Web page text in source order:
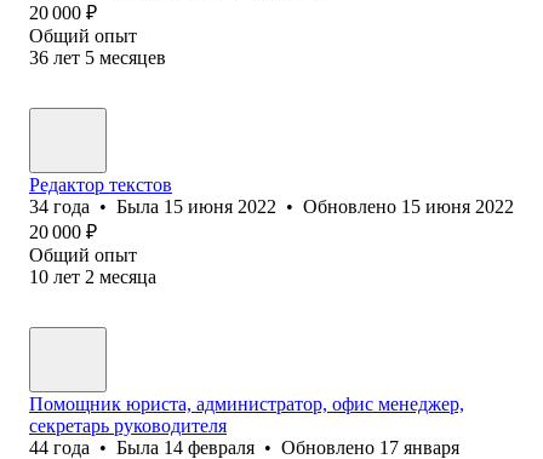
20 000 ₽
Общий опыт
36 лет 5 месяцев
Редактор текстов
34 года • Была 15 июня 2022 • Обновлено 15 июня 2022
20 000 ₽
Общий опыт
10 лет 2 месяца
Помощник юриста, администратор, офис менеджер,
секретарь руководителя
44 года • Была 14 февраля • Обновлено 17 января